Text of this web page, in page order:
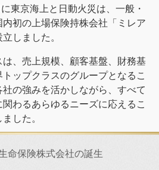
東京海上と日動火災は、一般・
初の上場保険持株会社「ミレア
しました。
は、売上規模、顧客基盤、財務基
ップクラスのグループとなるこ
の強みを活かしながら、すべて
わるあらゆるニーズに応えるこ
した。
命保険株式会社の誕生